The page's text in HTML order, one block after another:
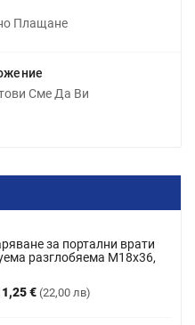
Плащане
Сме Да Ви
за портални врати
разглобяема M18x36,
€ (22,00 лв)
Цена